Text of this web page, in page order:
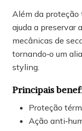
Além da proteção
ajuda a preservar
mecânicas de
tornando‑o um
styling.
Principais
Proteção
Ação